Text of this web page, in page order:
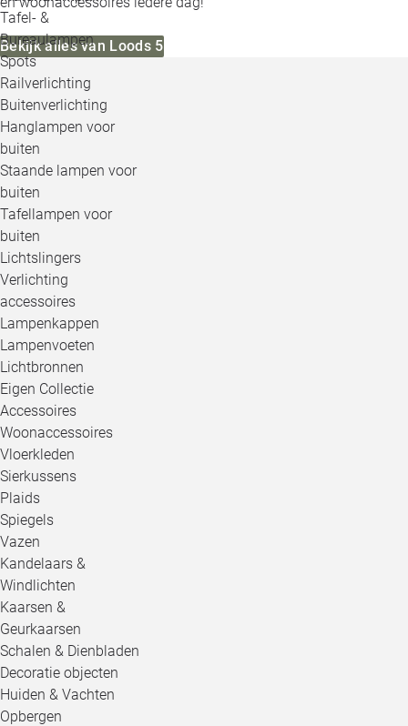
Tafel- &
Bureaulampen
Spots
Railverlichting
Buitenverlichting
Hanglampen voor
buiten
Staande lampen voor
buiten
Tafellampen voor
buiten
Lichtslingers
Verlichting
accessoires
Lampenkappen
Lampenvoeten
Lichtbronnen
Eigen Collectie
Accessoires
Woonaccessoires
Vloerkleden
Sierkussens
Plaids
Spiegels
Vazen
Kandelaars &
Windlichten
Kaarsen &
Geurkaarsen
Schalen & Dienbladen
Decoratie objecten
Huiden & Vachten
Opbergen
Bekijk alles van Loods 5